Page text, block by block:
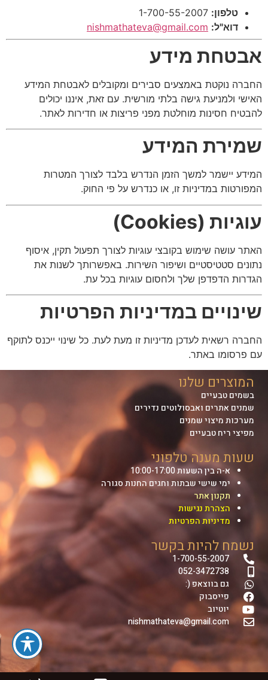
טלפון:
דוא"ל: nishmathateva@gmail.com
אבטחת מידע
החברה נוקטת באמצעים סבירים ומקובלים לאבטחת המידע
האישי ולמניעת גישה בלתי מורשית. עם זאת, איננו יכולים
להבטיח חסינות מוחלטת מפני פריצות או חדירות לאתר.
שמירת המידע
המידע יישמר למשך הזמן הנדרש בלבד לצורך המטרות
המפורטות במדיניות זו, או כנדרש על פי החוק.
עוגיות (Cookies)
האתר עושה שימוש בקובצי עוגיות לצורך תפעול תקין, איסוף
נתונים סטטיסטיים ושיפור השירות. באפשרותך לשנות את
הגדרות הדפדפן שלך ולחסום עוגיות בכל עת.
שינויים במדיניות הפרטיות
החברה רשאית לעדכן מדיניות זו מעת לעת. כל שינוי ייכנס לתוקף
עם פרסומו באתר.
שעות מענה טלפוני
א-ה בין השעות 10:00-17:00
ימי שישי שבתות וחגים החנות סגורה
תקנון אתר
הצהרת נגישות
מדיניות הפרטיות
נשמח להיות בקשר
1-700-55-2007
052-3472738
גם בווצאפ (:
פייסבוק
יוטיוב
nishmathateva@gmail.com
המוצרים שלנו
בשמים טבעיים
שמנים אתרים ואבסולוטים נדירים
מערכות מיצוי שמנים
מפיצי ריח טבעיים